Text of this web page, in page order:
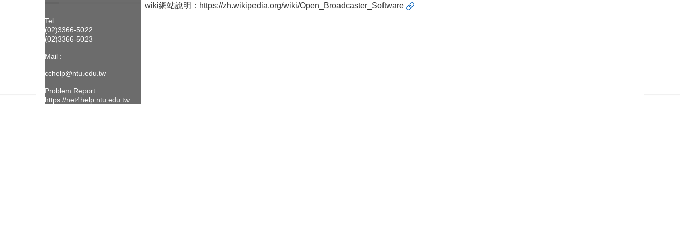
Tel:
(02)3366-5022
(02)3366-5023
Mail :
cchelp@ntu.edu.tw
Problem Report:
https://net4help.ntu.edu.tw
wiki網站說明： https://zh.wikipedia.org/wiki/Open_Broadcaster_Software